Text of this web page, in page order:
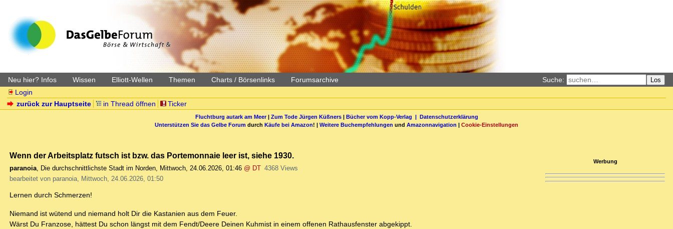
Neu hier? Infos Wissen Elliott-Wellen Themen Charts / Börsenlinks Forumsarchive Suche: Los
Login
zurück zur Hauptseite
in Thread öffnen Ticker
Fluchtburg autark am Meer| Zum Tode Jürgen Küßners| Bücher vom Kopp-Verlag | Datenschutzerklärung
Unterstützen Sie das Gelbe Forum durch Käufe bei Amazon! | Weitere Buchempfehlungen und Amazonnavigation | Cookie-Einstellungen
Wenn der Arbeitsplatz futsch ist bzw. das Portemonnaie leer ist, siehe 1930.
paranoia, Die durchschnittlichste Stadt im Norden, Mittwoch, 24.06.2026, 01:46 @ DT 4368 Views
bearbeitet von paranoia, Mittwoch, 24.06.2026, 01:50
Lernen durch Schmerzen!
Niemand ist wütend und niemand holt Dir die Kastanien aus dem Feuer.
Wärst Du Franzose, hättest Du schon längst mit dem Fendt/Deere Deinen Kuhmist in einem offenen Rathausfenster abgekippt.
Werbung